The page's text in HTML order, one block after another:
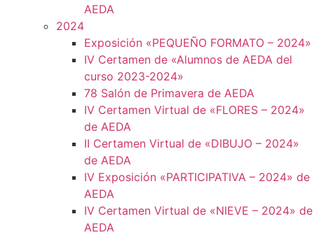
AEDA
2024
Exposición «PEQUEÑO FORMATO – 2024»
IV Certamen de «Alumnos de AEDA del
curso 2023-2024»
78 Salón de Primavera de AEDA
IV Certamen Virtual de «FLORES – 2024»
de AEDA
II Certamen Virtual de «DIBUJO – 2024»
de AEDA
IV Exposición «PARTICIPATIVA – 2024» de
AEDA
IV Certamen Virtual de «NIEVE – 2024» de
AEDA